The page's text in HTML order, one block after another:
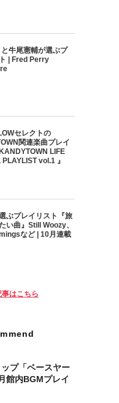
牛尾憲輔が選ぶプ
| Fred Perry
セレクトの
関連楽曲プレイ
LIFE
vol.1 』
ぶプレイリスト『旅
い曲』Still Woozy、
など | 10月連載
はこちら
プ「ベースヤー
館内BGMプレイ